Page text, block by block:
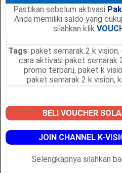
Pastikan sebelum aktivasi
Anda memiliki saldo yang
silahkan klik
.
Tags: paket semarak 2 k
cara aktivasi paket semarak
promo terbaru, paket k
paket semarak 2 k vision,
BELI VOUCHER
JOIN CHANNEL K-
Selengkapnya silahkan